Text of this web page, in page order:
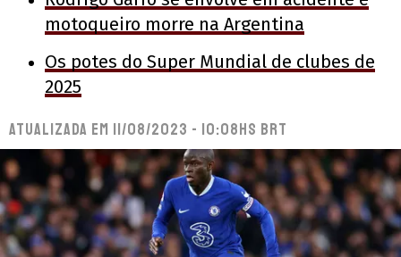
motoqueiro morre na Argentina
Os potes do Super Mundial de clubes de
2025
Atualizada em 11/08/2023 - 10:08hs BRT